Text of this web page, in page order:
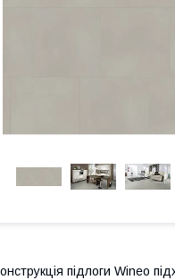
підлоги Wineo